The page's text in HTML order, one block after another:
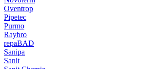
Oventrop
Pipetec
Purmo
Raybro
repaBAD
Sanipa
Sanit